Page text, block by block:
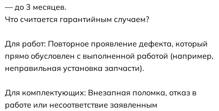
— до 3 месяцев.
Что считается гарантийным случаем?
Для работ: Повторное проявление дефекта, который
прямо обусловлен с выполненной работой (например,
неправильная установка запчасти).
Для комплектующих: Внезапная поломка, отказ в
работе или несоответствие заявленным